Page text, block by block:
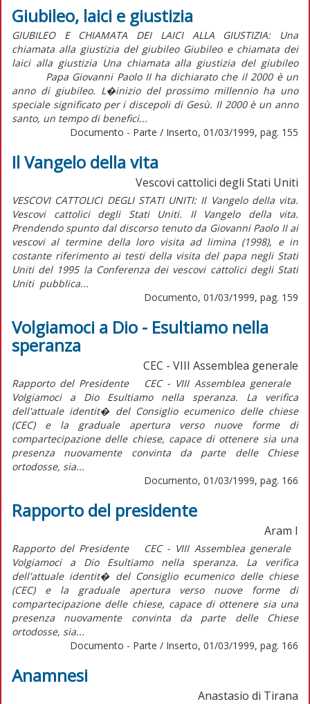
Giubileo, laici e giustizia
GIUBILEO E CHIAMATA DEI LAICI ALLA GIUSTIZIA: Una
chiamata alla giustizia del giubileo Giubileo e chiamata dei
laici alla giustizia Una chiamata alla giustizia del giubileo
Papa Giovanni Paolo II ha dichiarato che il 2000 è un
anno di giubileo. L�inizio del prossimo millennio ha uno
speciale significato per i discepoli di Gesù. Il 2000 è un anno
santo, un tempo di benefici...
Documento - Parte / Inserto, 01/03/1999, pag. 155
Il Vangelo della vita
Vescovi cattolici degli Stati Uniti
VESCOVI CATTOLICI DEGLI STATI UNITI: Il Vangelo della vita.
Vescovi cattolici degli Stati Uniti. Il Vangelo della vita.
Prendendo spunto dal discorso tenuto da Giovanni Paolo II ai
vescovi al termine della loro visita ad limina (1998), e in
costante riferimento ai testi della visita del papa negli Stati
Uniti del 1995 la Conferenza dei vescovi cattolici degli Stati
Uniti pubblica...
Documento, 01/03/1999, pag. 159
Volgiamoci a Dio - Esultiamo nella
speranza
CEC - VIII Assemblea generale
Rapporto del Presidente CEC - VIII Assemblea generale
Volgiamoci a Dio Esultiamo nella speranza. La verifica
dell'attuale identit� del Consiglio ecumenico delle chiese
(CEC) e la graduale apertura verso nuove forme di
compartecipazione delle chiese, capace di ottenere sia una
presenza nuovamente convinta da parte delle Chiese
ortodosse, sia...
Documento, 01/03/1999, pag. 166
Rapporto del presidente
Aram I
Rapporto del Presidente CEC - VIII Assemblea generale
Volgiamoci a Dio Esultiamo nella speranza. La verifica
dell'attuale identit� del Consiglio ecumenico delle chiese
(CEC) e la graduale apertura verso nuove forme di
compartecipazione delle chiese, capace di ottenere sia una
presenza nuovamente convinta da parte delle Chiese
ortodosse, sia...
Documento - Parte / Inserto, 01/03/1999, pag. 166
Anamnesi
Anastasio di Tirana